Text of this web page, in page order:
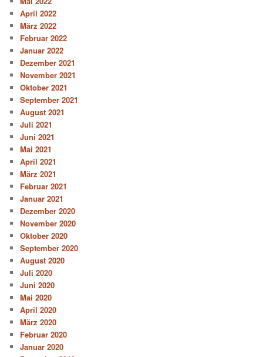
April 2022
März 2022
Februar 2022
Januar 2022
Dezember 2021
November 2021
Oktober 2021
September 2021
August 2021
Juli 2021
Juni 2021
Mai 2021
April 2021
März 2021
Februar 2021
Januar 2021
Dezember 2020
November 2020
Oktober 2020
September 2020
August 2020
Juli 2020
Juni 2020
Mai 2020
April 2020
März 2020
Februar 2020
Januar 2020